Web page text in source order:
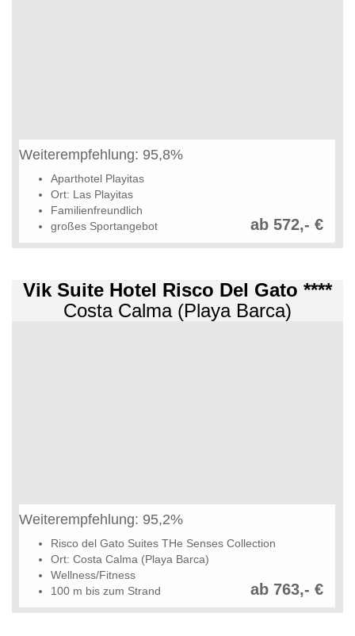
Weiterempfehlung: 95,8%
Aparthotel Playitas
Ort: Las Playitas
Familienfreundlich
großes Sportangebot
ab 572,- €
Vik Suite Hotel Risco Del Gato ****
Costa Calma (Playa Barca)
Weiterempfehlung: 95,2%
Risco del Gato Suites THe Senses Collection
Ort: Costa Calma (Playa Barca)
Wellness/Fitness
100 m bis zum Strand
ab 763,- €